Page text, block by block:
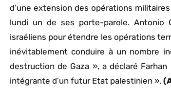
d’une extension des opérations
lundi un de ses porte-parole. Antonio
israéliens pour étendre les opérations
inévitablement conduire à un nombre
destruction de Gaza », a déclaré
intégrante d’un futur Etat palestinien ».